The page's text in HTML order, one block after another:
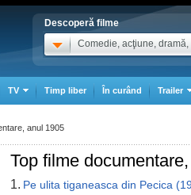
Descoperă filme
Comedie, acţiune, dramă,
TV Timp liber În curând Trailer
Top filme
1. Pe ulita tiganeasca din Pecica
anul 1905